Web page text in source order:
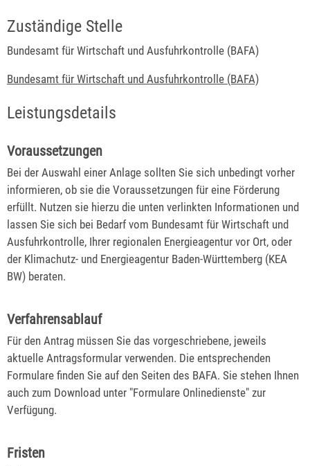
Zuständige Stelle
Bundesamt für Wirtschaft und Ausfuhrkontrolle (BAFA)
Bundesamt für Wirtschaft und Ausfuhrkontrolle (BAFA)
Leistungsdetails
Voraussetzungen
Bei der Auswahl einer Anlage sollten Sie sich unbedingt vorher
informieren, ob sie die Voraussetzungen für eine Förderung
erfüllt. Nutzen sie hierzu die unten verlinkten Informationen und
lassen Sie sich bei Bedarf vom Bundesamt für Wirtschaft und
Ausfuhrkontrolle, Ihrer regionalen Energieagentur vor Ort, oder
der Klimachutz- und Energieagentur Baden-Württemberg (KEA
BW) beraten.
Verfahrensablauf
Für den Antrag müssen Sie das vorgeschriebene, jeweils
aktuelle Antragsformular verwenden. Die entsprechenden
Formulare finden Sie auf den Seiten des BAFA. Sie stehen Ihnen
auch zum Download unter "Formulare Onlinedienste" zur
Verfügung.
Fristen